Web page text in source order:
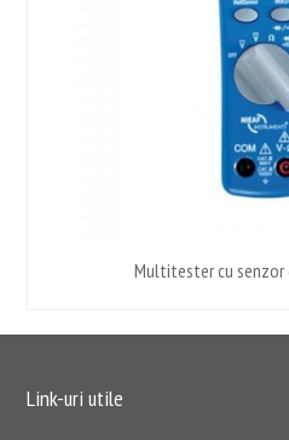
Multitester cu senzor
Link-uri utile